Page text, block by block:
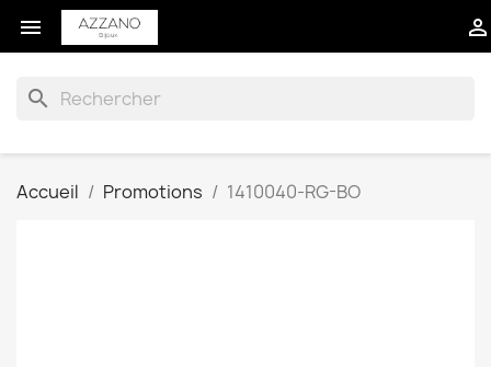
 
search
Accueil Promotions 1410040-RG-BO